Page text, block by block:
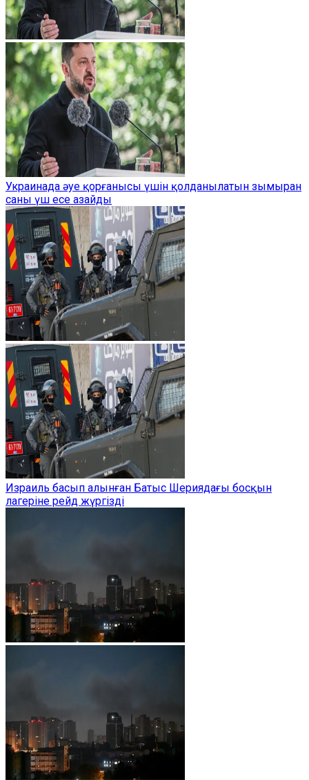
Украинада әуе қорғанысы үшін қолданылатын зымыран
саны үш есе азайды
Израиль басып алынған Батыс Шериядағы босқын
лагеріне рейд жүргізді